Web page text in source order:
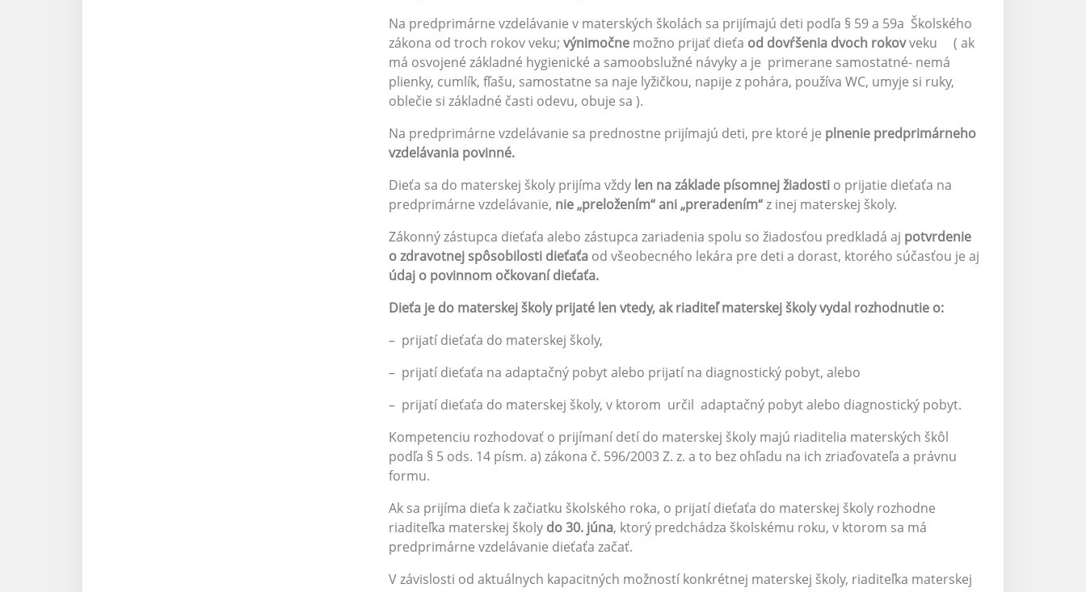
Na predprimárne vzdelávanie v materských školách sa prijímajú deti podľa § 59 a 59a Školského
zákona od troch rokov veku;výnimočne možno prijať dieťa od dovŕšenia dvoch rokovveku ( ak
má osvojené základné hygienické a samoobslužné návyky a je primerane samostatné- nemá
plienky, cumlík, fľašu, samostatne sa naje lyžičkou, napije z pohára, používa WC, umyje si ruky,
oblečie si základné časti odevu, obuje sa ).
Na predprimárne vzdelávanie sa prednostne prijímajú deti, pre ktoré je plnenie predprimárneho
vzdelávania povinné.
Dieťa sa do materskej školy prijíma vždy len na základe písomnej žiadosti o prijatie dieťaťa na
predprimárne vzdelávanie, nie „preložením“ ani „preradením“z inej materskej školy.
Zákonný zástupca dieťaťa alebo zástupca zariadenia spolu so žiadosťou predkladá aj potvrdenie
o zdravotnej spôsobilosti dieťaťa od všeobecného lekára pre deti a dorast, ktorého súčasťou je aj
údaj o povinnom očkovaní dieťaťa.
Dieťa je do materskej školy prijaté len vtedy, ak riaditeľ materskej školy vydal rozhodnutie o:
– prijatí dieťaťa do materskej školy,
– prijatí dieťaťa na adaptačný pobyt alebo prijatí na diagnostický pobyt, alebo
– prijatí dieťaťa do materskej školy, v ktorom určil adaptačný pobyt alebo diagnostický pobyt.
Kompetenciu rozhodovať o prijímaní detí do materskej školy majú riaditelia materských škôl
podľa § 5 ods. 14 písm. a) zákona č. 596/2003 Z. z. a to bez ohľadu na ich zriaďovateľa a právnu
formu.
Ak sa prijíma dieťa k začiatku školského roka, o prijatí dieťaťa do materskej školy rozhodne
riaditeľka materskej školy do 30. júna, ktorý predchádza školskému roku, v ktorom sa má
predprimárne vzdelávanie dieťaťa začať.
V závislosti od aktuálnych kapacitných možností konkrétnej materskej školy, riaditeľka materskej